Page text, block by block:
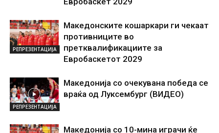
РЕПРЕЗЕНТАЦИЈА
Македонските кошаркари ги чекаат
противниците во
претквалификациите за
Евробаскетот 2029
РЕПРЕЗЕНТАЦИЈА
Македонија со очекувана победа се
враќа од Луксембург (ВИДЕО)
Македонија со 10-мина играчи ќе